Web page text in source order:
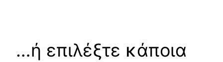
…ή επιλέξτε κάποια